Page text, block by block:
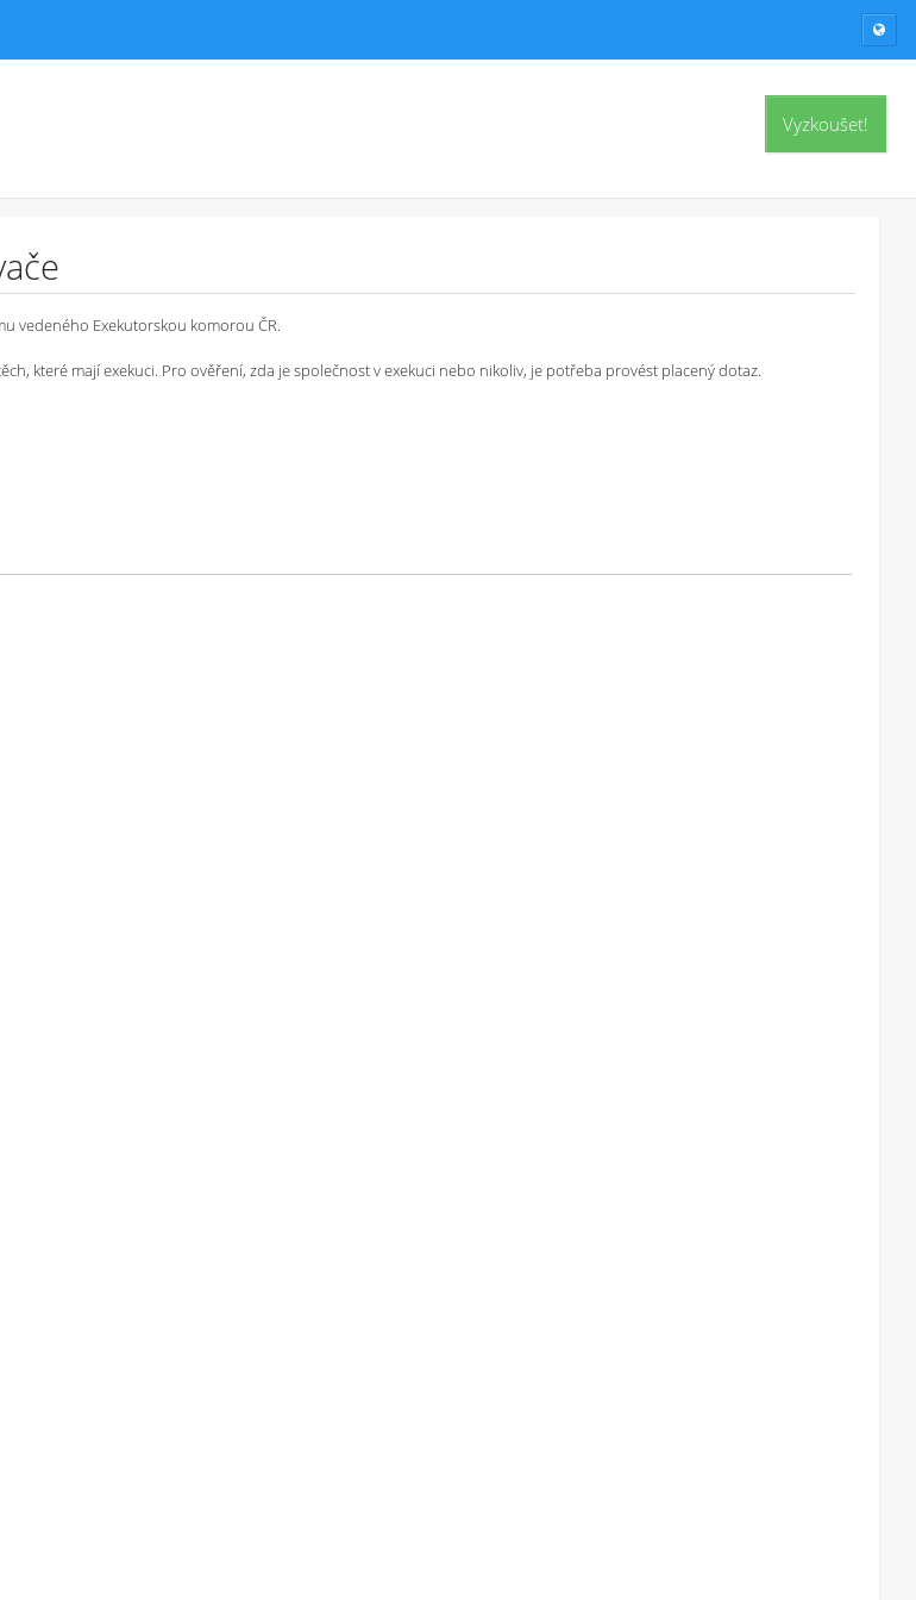
Vyzkoušet!
vedeného Exekutorskou komorou ČR.
které mají exekuci. Pro ověření, zda je společnost v exekuci nebo nikoliv, je potřeba provést placený dotaz.